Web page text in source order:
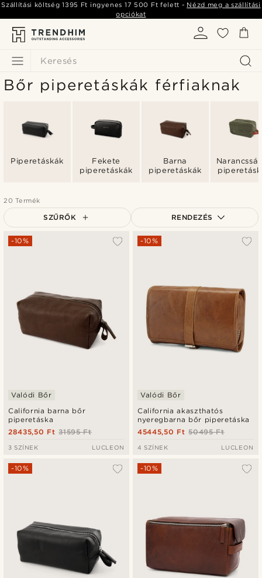
Keresés
Szállítási költség1395 Ft ingyenes 17 500 Ft felett - Nézd meg a szállítási
opciókat
Bőr piperetáskák férfiaknak
Piperetáskák
Fekete
piperetáskák
Barna
piperetáskák
20 Termék
SZŰRŐK RENDEZÉS
A legkeresettebb
Legmagasabb ár
California barna bőr
piperetáska
-10%
Valódi Bőr
31595 Ft
28435,50 Ft
3 SZÍNEK LUCLEON
California akaszthatós
nyeregbarna bőr piperetáska
-10%
Valódi Bőr
50495 Ft
45445,50 Ft
4 SZÍNEK LUCLEON
-10% -10%